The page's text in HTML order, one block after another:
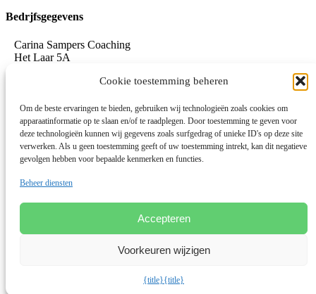
Cookie toestemming beheren
Om de beste ervaringen te bieden, gebruiken wij technologieën zoals cookies om
apparaatinformatie op te slaan en/of te raadplegen. Door toestemming te geven voor
deze technologieën kunnen wij gegevens zoals surfgedrag of unieke ID's op deze site
verwerken. Als u geen toestemming geeft of uw toestemming intrekt, kan dit negatieve
gevolgen hebben voor bepaalde kenmerken en functies.
Beheer diensten
Accepteren
Voorkeuren wijzigen
{title}{title}
Alternative:
Bedrjfsgegevens
Carina Sampers Coaching
Het Laar 5A
www.carinasampers.nl
BTW-id: NL001833928B47
KvK: 72690895
Algemene voorwaarden
Privacybeleid OEEC
© 2026 Deze website draait op het websitesysteem